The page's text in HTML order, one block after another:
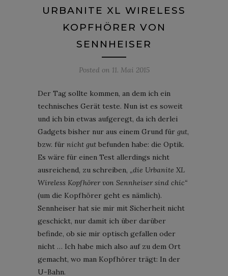
URBANITE XL WIRELESS
KOPFHÖRER VON
SENNHEISER
Posted on 11. Mai 2015
Der Tag sollte kommen, an dem ich ein
technisches Gerät teste. Nun ist es soweit
und ich bin etwas aufgeregt, da ich derlei
Gadgets bisher nur aus einem Grund für gut,
bzw. für nicht gut befunden habe: die Optik.
Es wäre für einen Test allerdings nicht
ausreichend, zu schreiben, „die Urbanite XL
Wireless Kopfhörer von Sennheiser sind chic“
(um die Kopfhörer geht es nämlich).
Sennheiser hat sie mir mit Sicherheit nicht
geschickt, nur damit ich über darüber
befinde, ob sie mir optisch gefallen oder
nicht … Ich habe mich also auf zu dem Ort
gemacht, wo man Kopfhörer trägt: In der
U-Bahn.